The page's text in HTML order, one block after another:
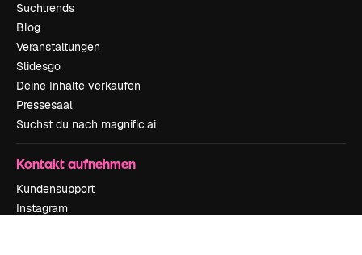
Suchtrends
Blog
Veranstaltungen
Slidesgo
Deine Inhalte verkaufen
Pressesaal
Suchst du nach magnific.ai
Kontakt aufnehmen
Kundensupport
Instagram